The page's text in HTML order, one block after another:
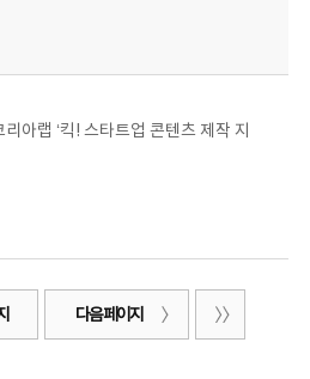
아랩 ‘킥! 스타트업 콘텐츠 제작 지
다음 페이지